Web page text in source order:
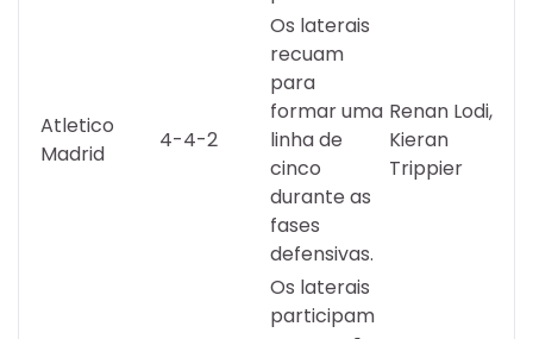
Atletico
Madrid
4-4-2
Os laterais
recuam
para
formar uma
linha de
cinco
durante as
fases
defensivas.
Renan Lodi,
Kieran
Trippier
Os laterais
participam